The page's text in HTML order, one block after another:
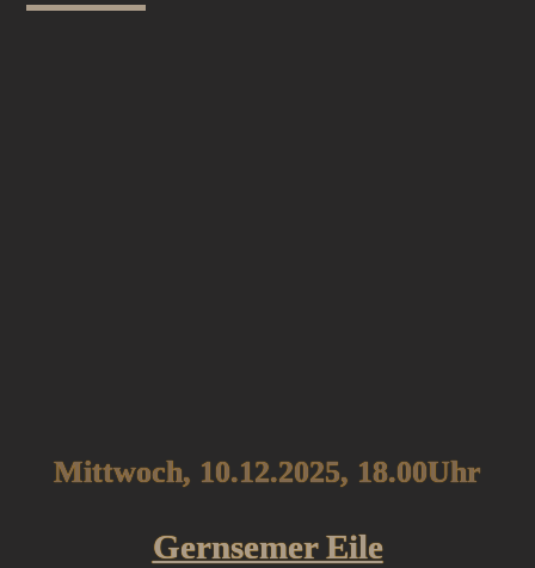
Mittwoch, 10.12.2025, 18.00Uhr
Gernsemer Eile